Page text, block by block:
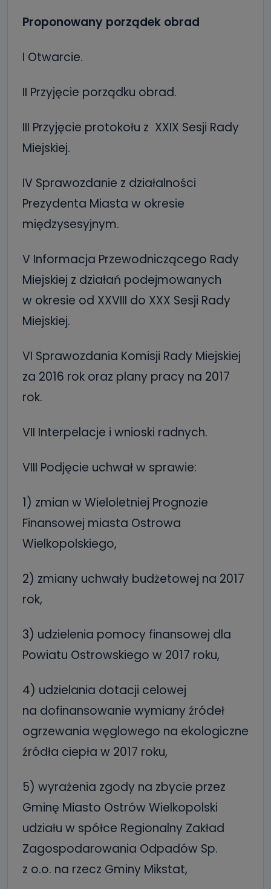
Proponowany porządek obrad
I Otwarcie.
II Przyjęcie porządku obrad.
III Przyjęcie protokołu z XXIX Sesji Rady
Miejskiej.
IV Sprawozdanie z działalności
Prezydenta Miasta w okresie
międzysesyjnym.
V Informacja Przewodniczącego Rady
Miejskiej z działań podejmowanych
w okresie od XXVIII do XXX Sesji Rady
Miejskiej.
VI Sprawozdania Komisji Rady Miejskiej
za 2016 rok oraz plany pracy na 2017
rok.
VII Interpelacje i wnioski radnych.
VIII Podjęcie uchwał w sprawie:
1) zmian w Wieloletniej Prognozie
Finansowej miasta Ostrowa
Wielkopolskiego,
2) zmiany uchwały budżetowej na 2017
rok,
3) udzielenia pomocy finansowej dla
Powiatu Ostrowskiego w 2017 roku,
4) udzielania dotacji celowej
na dofinansowanie wymiany źródeł
ogrzewania węglowego na ekologiczne
źródła ciepła w 2017 roku,
5) wyrażenia zgody na zbycie przez
Gminę Miasto Ostrów Wielkopolski
udziału w spółce Regionalny Zakład
Zagospodarowania Odpadów Sp.
z o.o. na rzecz Gminy Mikstat,